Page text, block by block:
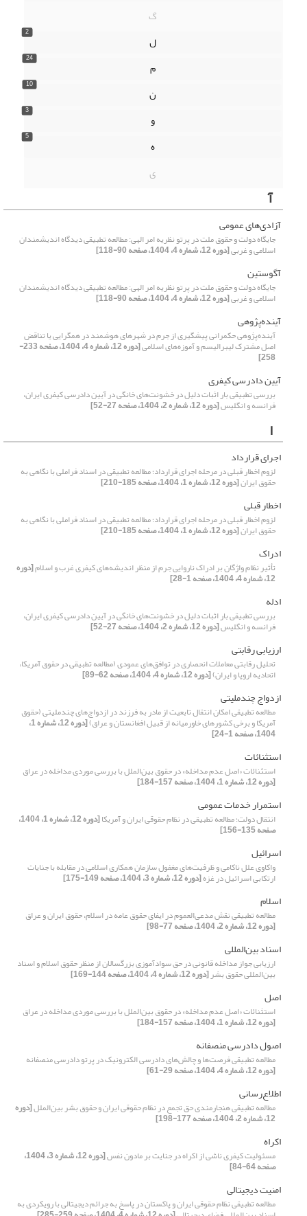
گ
2
ل
24
م
10
ن
3
و
5
ه
ی
آ
آزادی‌های عمومی
جایگاه دولت و حقوق ملت در پرتو نظریه امر الهی: مطالعه تطبیقی دیدگاه اندیشمندان
اسلامی و غربی[دوره 12، شماره 4، 1404، صفحه 90-118]
آگوستین
جایگاه دولت و حقوق ملت در پرتو نظریه امر الهی: مطالعه تطبیقی دیدگاه اندیشمندان
اسلامی و غربی[دوره 12، شماره 4، 1404، صفحه 90-118]
آینده‌پژوهی
آینده‌پژوهی حکمرانی پیشگیری از جرم در شهرهای هوشمند در همگرایی یا تناقض
اصل مشترک لیبرالیسم و آموزه‌های اسلامی [دوره 12، شماره 4، 1404، صفحه 233-
258]
آیین دادرسی کیفری
بررسی تطبیقی بار اثبات دلیل در خشونت‌های خانگی در آیین دادرسی کیفری ایران،
فرانسه و انگلیس[دوره 12، شماره 2، 1404، صفحه 27-52]
ا
اجرای قرارداد
لزوم اخطار قبلی در مرحله اجرای قرارداد؛ مطالعه تطبیقی در اسناد فراملی با نگاهی به
حقوق ایران[دوره 12، شماره 1، 1404، صفحه 185-210]
اخطار قبلی
لزوم اخطار قبلی در مرحله اجرای قرارداد؛ مطالعه تطبیقی در اسناد فراملی با نگاهی به
حقوق ایران[دوره 12، شماره 1، 1404، صفحه 185-210]
ادراک
تأثیر نظام واژگان بر ادراک ناروایی جرم از منظر اندیشه‌های کیفری غرب و اسلام[دوره
12، شماره 4، 1404، صفحه 1-28]
ادله
بررسی تطبیقی بار اثبات دلیل در خشونت‌های خانگی در آیین دادرسی کیفری ایران،
فرانسه و انگلیس[دوره 12، شماره 2، 1404، صفحه 27-52]
ارزیابی رقابتی
تحلیل رقابتی معاملات انحصاری در توافق‌های عمودی (مطالعه تطبیقی در حقوق آمریکا،
اتحادیه اروپا و ایران)[دوره 12، شماره 4، 1404، صفحه 62-89]
ازدواج چندملیتی
مطالعه تطبیقی امکان انتقال تابعیت از مادر به فرزند در ازدواج‌های چندملیتی (حقوق
آمریکا و برخی کشورهای خاورمیانه از قبیل افغانستان و عراق) [دوره 12، شماره 1،
1404، صفحه 1-24]
استثنائات
استثنائات «اصل عدم مداخله» در حقوق بین‌الملل با بررسی موردی مداخله در عراق
[دوره 12، شماره 1، 1404، صفحه 157-184]
استمرار خدمات عمومی
انتقال دولت؛ مطالعه تطبیقی در نظام حقوقی ایران و آمریکا [دوره 12، شماره 1، 1404،
صفحه 135-156]
اسرائیل
واکاوی علل ناکامی و ظرفیت‌های مغفول سازمان همکاری اسلامی در مقابله با جنایات
ارتکابی اسرائیل در غزه[دوره 12، شماره 3، 1404، صفحه 149-175]
اسلام
مطالعه تطبیقی نقش مدعی‌العموم در ایفای حقوق عامه در اسلام، حقوق ایران و عراق
[دوره 12، شماره 2، 1404، صفحه 77-98]
اسناد بین‌المللی
ارزیابی جواز مداخله قانونی در حق سوادآموزی بزرگسالان از منظر حقوق اسلام و اسناد
بین‌المللی حقوق بشر[دوره 12، شماره 4، 1404، صفحه 144-169]
اصل
استثنائات «اصل عدم مداخله» در حقوق بین‌الملل با بررسی موردی مداخله در عراق
[دوره 12، شماره 1، 1404، صفحه 157-184]
اصول دادرسی منصفانه
مطالعه تطبیقی فرصت‌ها و چالش‌های دادرسی الکترونیک در پرتو دادرسی منصفانه
[دوره 12، شماره 4، 1404، صفحه 29-61]
اطلاع‌رسانی
مطالعه تطبیقی هنجارمندی حق تجمع در نظام حقوقی ایران و حقوق بشر بین‌الملل[دوره
12، شماره 2، 1404، صفحه 177-198]
اکراه
مسئولیت کیفری ناشی از اکراه در جنایت بر مادون نفس [دوره 12، شماره 3، 1404،
صفحه 64-84]
امنیت دیجیتالی
مطالعه تطبیقی نظام حقوقی ایران و پاکستان در پاسخ به جرائم دیجیتالی با رویکردی به